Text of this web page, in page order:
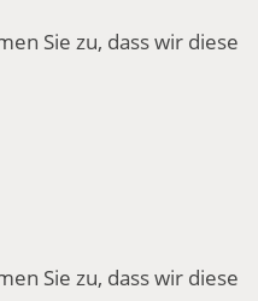
Sie zu, dass wir diese
Sie zu, dass wir diese